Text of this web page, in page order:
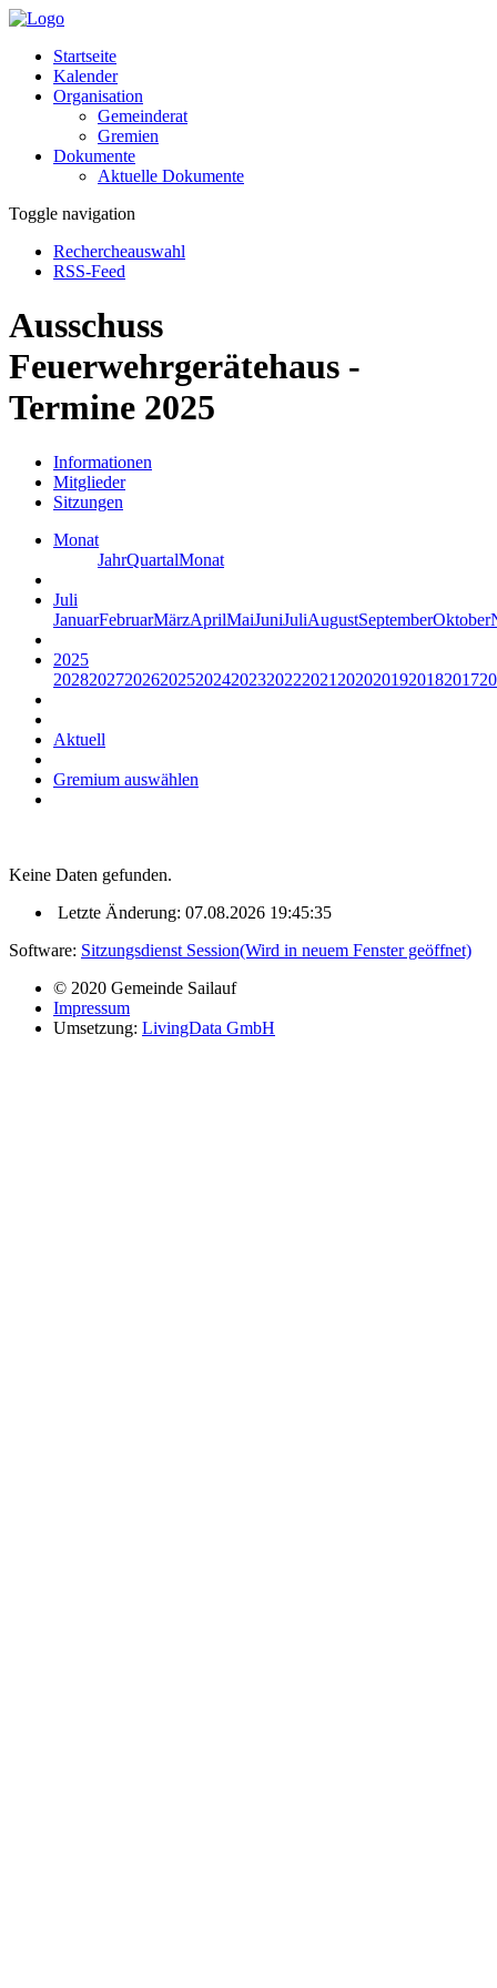
Startseite
Kalender
Organisation
Gemeinderat
Gremien
Dokumente
Aktuelle Dokumente
Toggle navigation
Rechercheauswahl
RSS-Feed
Ausschuss
Feuerwehrgerätehaus -
Termine 2025
Informationen
Mitglieder
Sitzungen
Monat
JahrQuartalMonat
Juli
JanuarFebruarMärzAprilMaiJuniJuliAugustSeptemberOktober
2025
20282027202620252024202320222021 2020201920182017
Aktuell
Gremium auswählen
Keine Daten gefunden.
Letzte Änderung: 07.08.2026 19:45:35
Software: Sitzungsdienst Session(Wird in neuem Fenster geöffnet)
© 2020 Gemeinde Sailauf
Impressum
Umsetzung: LivingData GmbH